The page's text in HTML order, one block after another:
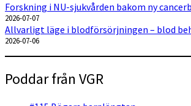
Forskning i NU-sjukvården bakom ny
2026-07-07
Allvarligt läge i blodförsörjningen – blod
2026-07-06
Poddar från VGR